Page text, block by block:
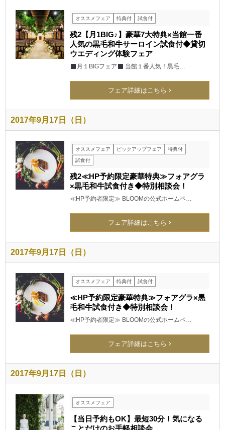
オススメフェア 特典付 試食付
残2【月1BIG♪】豪華7大特典×当館一番
人気の黒毛和牛サーロイン試食付◆貸切
ウエディング体験フェア
月１BIGフェア 当館１番人気！黒毛…
フェア詳細はこちら
2017年9月17日（日）
オススメフェア ピックアップフェア
特典付
試食付
残2≪HP予約限定豪華特典≫フォアグラ
×黒毛和牛試食付き◆特別相談会！
≪HP予約者限定≫ BLOOMの公式ホームペ…
フェア詳細はこちら
2017年9月17日（日）
オススメフェア 特典付 試食付
≪HP予約限定豪華特典≫フォアグラ×黒
毛和牛試食付き◆特別相談会！
≪HP予約者限定≫ BLOOMの公式ホームペ…
フェア詳細はこちら
2017年9月17日（日）
オススメフェア
【当日予約もOK】最短30分！気になる